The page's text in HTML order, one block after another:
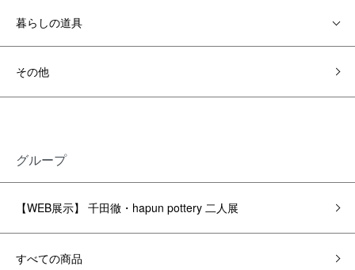
暮らしの道具
その他
グループ
【WEB展示】 千田徹・hapun pottery 二人展
すべての商品